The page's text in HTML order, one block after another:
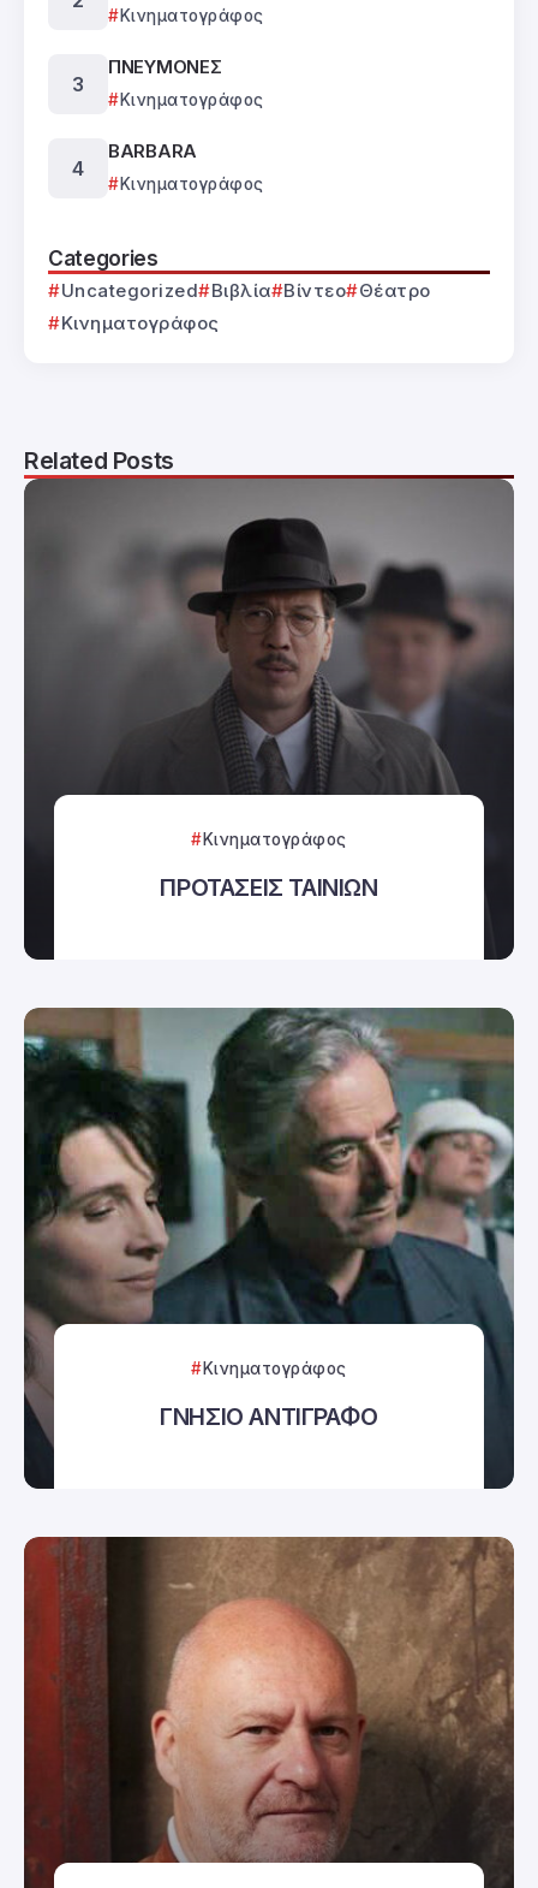
Κινηματογράφος
ΠΝΕΥΜΟΝΕΣ
Κινηματογράφος
BARBARA
Κινηματογράφος
Categories
Uncategorized Βιβλία Βίντεο
Θέατρο
Κινηματογράφος
Related Posts
Κινηματογράφος
ΠΡΟΤΑΣΕΙΣ ΤΑΙΝΙΩΝ
Κινηματογράφος
ΓΝΗΣΙΟ ΑΝΤΙΓΡΑΦΟ